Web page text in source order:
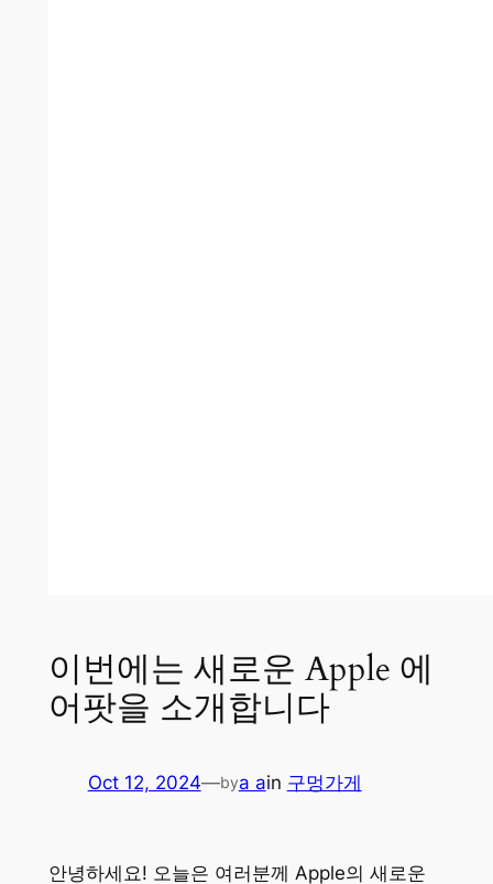
이번에는 새로운 Apple 에
어팟을 소개합니다
Oct 12, 2024—bya ain 구멍가게
안녕하세요! 오늘은 여러분께 Apple의 새로운